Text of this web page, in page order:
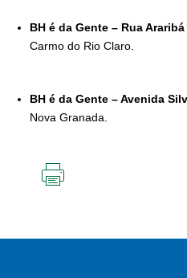
BH é da Gente – Rua
Carmo do Rio Claro.
BH é da Gente – Avenida
Nova Granada.